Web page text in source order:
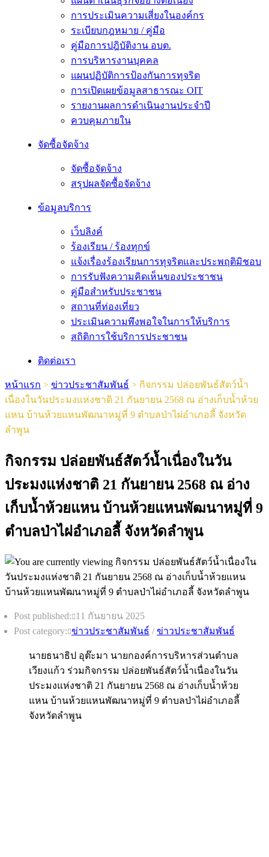
การประเมินความเสี่ยงในองค์กร
ระเบียบกฎหมาย / คู่มือ
คู่มือการปฎิบัติงาน อบต.
การบริหารงานบุคคล
แผนปฏิบัติการป้องกันการทุจริต
การเปิดเผยข้อมูลสาธารณะ OIT
รายงานผลการดำเนินงานประจำปี
ควบคุมภายใน
จัดซื้อจัดจ้าง
จัดซื้อจัดจ้าง
สรุปผลจัดซื้อจัดจ้าง
ข้อมูลบริการ
เว็บลิงค์
ร้องเรียน / ร้องทุกข์
แจ้งเรื่องร้องเรียนการทุจริตและประพฤติมิชอบ
การรับฟังความคิดเห็นของประชาชน
คู่มือสำหรับประชาชน
สถานที่ท่องเที่ยว
ประเมินความพึงพอใจในการให้บริการ
สถิติการใช้บริการประชาชน
ติดต่อเรา
หน้าแรก > ข่าวประชาสัมพันธ์ > กิจกรรม ปล่อยพันธ์สัตว์น้ำ
เนื่องในวันประมงแห่งชาติ 21 กันยายน 2568 ณ อ่างเก็บน้ำห้วย
แหน บ้านห้วยแหนพัฒนาหมู่ที่ 9 ตำบลป่าไผ่อำเภอลี้ จังหวัด
ลำพูน
กิจกรรม ปล่อยพันธ์สัตว์น้ำเนื่องในวัน
ประมงแห่งชาติ 21 กันยายน 2568 ณ อ่าง
เก็บน้ำห้วยแหน บ้านห้วยแหนพัฒนาหมู่ที่ 9
ตำบลป่าไผ่อำเภอลี้ จังหวัดลำพูน
Post published: 11 กันยายน 2025
Post category: ข่าวประชาสัมพันธ์ / ข่าวประชาสัมพันธ์
นายธนาธิป อุต๊ะมา นายกองค์การบริหารส่วนตำบล
เวียงแก้ว ร่วมกิจกรรม ปล่อยพันธ์สัตว์น้ำเนื่องในวัน
ประมงแห่งชาติ 21 กันยายน 2568 ณ อ่างเก็บน้ำห้วย
แหน บ้านห้วยแหนพัฒนาหมู่ที่ 9 ตำบลป่าไผ่อำเภอลี้
จังหวัดลำพูน